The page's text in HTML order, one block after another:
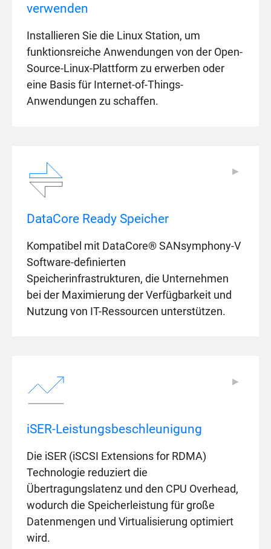
verwenden
Installieren Sie die Linux Station, um
funktionsreiche Anwendungen von der Open-
Source-Linux-Plattform zu erwerben oder
eine Basis für Internet-of-Things-
Anwendungen zu schaffen.
DataCore Ready Speicher
Kompatibel mit DataCore® SANsymphony-V
Software-definierten
Speicherinfrastrukturen, die Unternehmen
bei der Maximierung der Verfügbarkeit und
Nutzung von IT-Ressourcen unterstützen.
▶
iSER-Leistungsbeschleunigung
Die iSER (iSCSI Extensions for RDMA)
Technologie reduziert die
Übertragungslatenz und den CPU Overhead,
wodurch die Speicherleistung für große
Datenmengen und Virtualisierung optimiert
wird.
▶